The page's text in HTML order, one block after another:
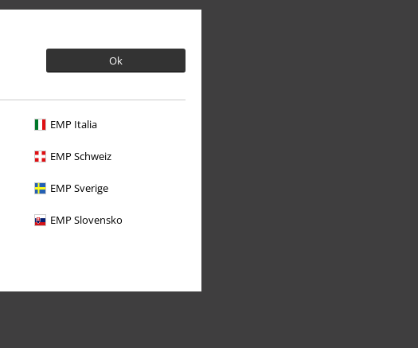
Ok
EMP Italia
EMP Schweiz
EMP Sverige
EMP Slovensko